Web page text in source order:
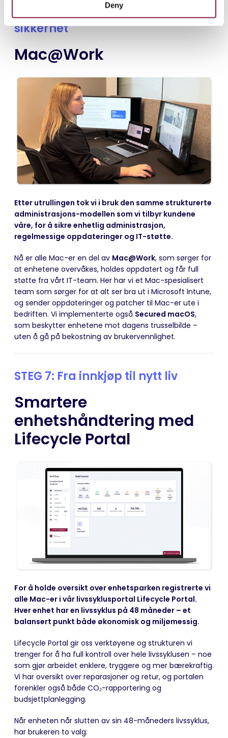
Deny
STEG 6: Administrasjon og
sikkerhet
Mac@Work
Etter utrullingen tok vi i bruk den samme strukturerte
administrasjons-modellen som vi tilbyr kundene
våre, for å sikre enhetlig administrasjon,
regelmessige oppdateringer og IT-støtte.
Nå er alle Mac-er en del av Mac@Work, som sørger for
at enhetene overvåkes, holdes oppdatert og får full
støtte fra vårt IT-team. Her har vi et Mac-spesialisert
team som sørger for at alt ser bra ut i Microsoft Intune,
og sender oppdateringer og patcher til Mac-er ute i
bedriften. Vi implementerte også Secured macOS,
som beskytter enhetene mot dagens trusselbilde –
uten å gå på bekostning av brukervennlighet.
STEG 7: Fra innkjøp til nytt liv
Smartere
enhetshåndtering med
Lifecycle Portal
For å holde oversikt over enhetsparken registrerte vi
alle Mac-er i vår livssyklusportal Lifecycle Portal.
Hver enhet har en livssyklus på 48 måneder – et
balansert punkt både økonomisk og miljømessig.
Lifecycle Portal gir oss verktøyene og strukturen vi
trenger for å ha full kontroll over hele livssyklusen – noe
som gjør arbeidet enklere, tryggere og mer bærekraftig.
Vi har oversikt over reparasjoner og retur, og portalen
forenkler også både CO₂-rapportering og
budsjettplanlegging.
Når enheten når slutten av sin 48-måneders livssyklus,
har brukeren to valg: